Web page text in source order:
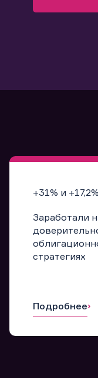
+31% и
Заработали
стратегиях
Подробнее